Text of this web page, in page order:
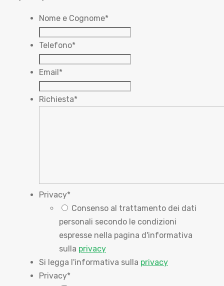
Nome e Cognome*
Telefono*
Email *
Richiesta*
Privacy*
Consenso al trattamento dei dati
personali secondo le condizioni
espresse nella pagina d'informativa
sulla privacy
Si legga l'informativa sulla privacy
Privacy*